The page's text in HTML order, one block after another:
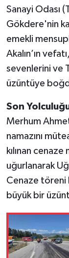
Sanayi Odası
Gökdere'nin
emekli
Akalın’ın
sevenlerini ve
üzüntüye
Son
Merhum
namazını
kılınan cenaze
uğurlanarak
Cenaze töreni
büyük bir